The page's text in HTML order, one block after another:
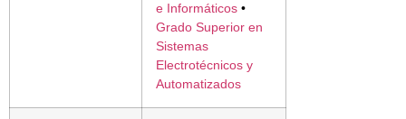
e Informáticos •
Grado Superior en
Sistemas
Electrotécnicos y
Automatizados